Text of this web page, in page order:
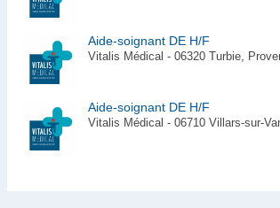
Aide-soignant DE H/F
Vitalis Médical - 06320 Turbie,
Aide-soignant DE H/F
Vitalis Médical - 06710 Villars-sur-